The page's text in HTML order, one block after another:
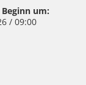
um:
/ 09:00